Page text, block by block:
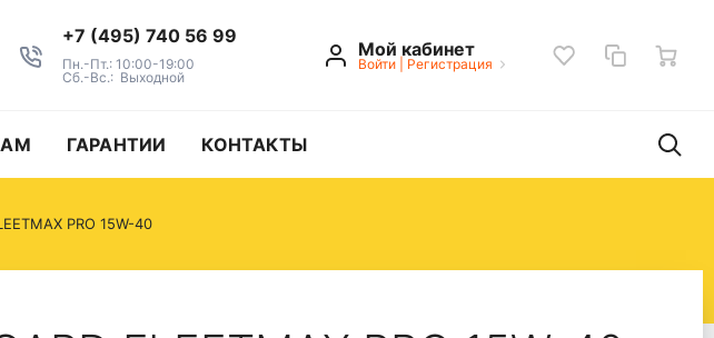
+7 (495) 740 56 99
Пн.-Пт.: 10:00-19:00
Сб.-Вс.: Выходной
Мой кабинет
Войти| Регистрация
ГАРАНТИИ КОНТАКТЫ
PRO 15W-40